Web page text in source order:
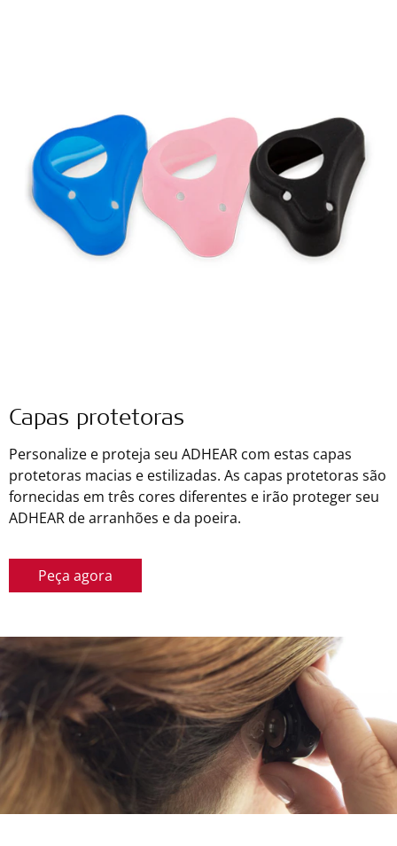
Capas protetoras
Personalize e proteja seu ADHEAR com estas capas
protetoras macias e estilizadas. As capas protetoras são
fornecidas em três cores diferentes e irão proteger seu
ADHEAR de arranhões e da poeira.
Peça agora